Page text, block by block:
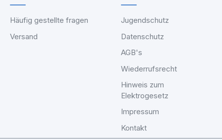
Häufig gestellte fragen
Versand
Jugendschutz
Datenschutz
AGB's
Wiederrufsrecht
Hinweis zum
Elektrogesetz
Impressum
Kontakt